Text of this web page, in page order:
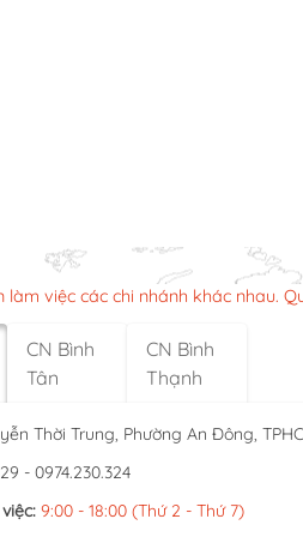
làm việc các chi nhánh khác nhau.
CN Bình
Tân
CN Bình
Thạnh
Thời Trung, Phường An Đông,
- 0974.230.324
9:00 - 18:00 (Thứ 2 - Thứ 7)